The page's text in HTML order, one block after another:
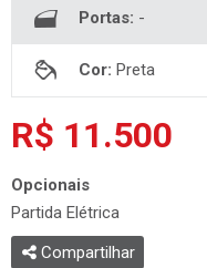
Portas: -
Cor: Preta
R$ 11.500
Opcionais
Partida Elétrica
Compartilhar